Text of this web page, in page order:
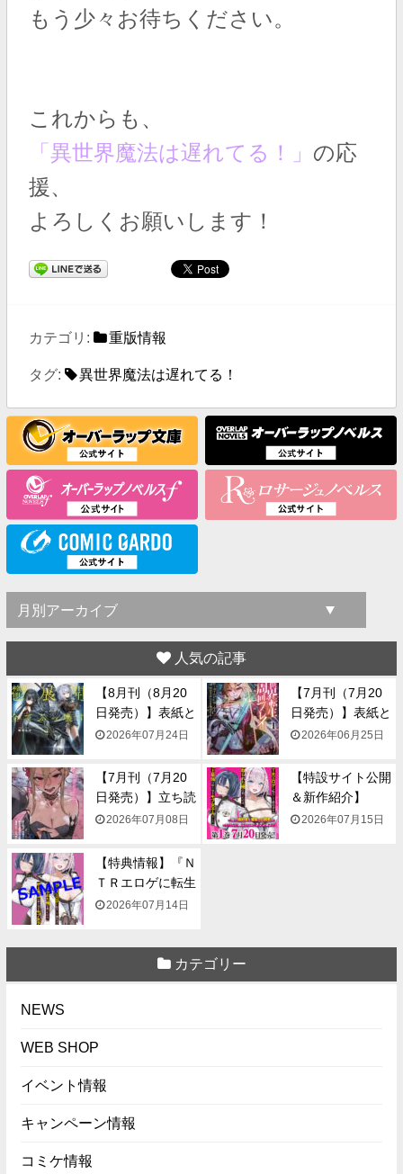
もう少々お待ちください。
これからも、
「異世界魔法は遅れてる！」 の応
援、
よろしくお願いします！
カテゴリ: 重版情報
タグ: 異世界魔法は遅れてる！
人気の記事
【8月刊（8月20
日発売）】表紙と
一...2026年07月24日
【7月刊（7月20
日発売）】表紙と
一...2026年06月25日
【7月刊（7月20
日発売）】立ち読
み...2026年07月08日
【特設サイト公開
＆新作紹介】
『NTR...
2026年07月15日
【特典情報】『Ｎ
ＴＲエロゲに転生
して...
2026年07月14日
カテゴリー
NEWS
WEB SHOP
イベント情報
キャンペーン情報
コミケ情報